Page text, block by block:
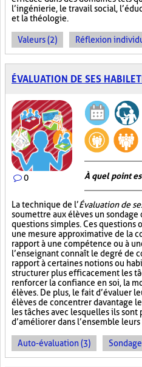
l’ingénierie, le travail social,
et la théologie.
Valeurs (2) Réflexion
ÉVALUATION DE SES
0 À quel point
La technique de l’Évaluation de
soumettre aux élèves un
questions simples. Ces questions
une mesure approximative de la
rapport à une compétence ou à
l’enseignant connaît le degré de
rapport à certaines notions ou
structurer plus efficacement les
renforcer la confiance en soi, la
élèves. De plus, le fait d’évaluer
élèves de concentrer davantage
les tâches avec lesquelles ils sont
d’améliorer dans l’ensemble
Auto-évaluation (3)